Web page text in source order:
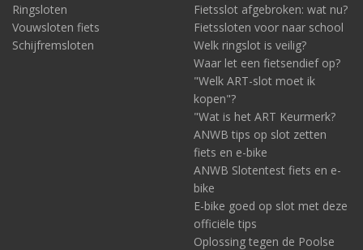
Ringsloten
Vouwsloten fiets
Schijfremsloten
Fietsslot afgebroken: wat nu?
Fietssloten voor naar school
Welk ringslot is veilig?
Waar let een fietsendief op?
"Welk ART-slot moet ik
kopen"?
"Wat is het ART Keurmerk?
ANWB tips op slot zetten
fiets en e-bike
ANWB Slotentest fiets en e-
bike
E-bike goed op slot met deze
officiële tips
Oplossing tegen de Poolse